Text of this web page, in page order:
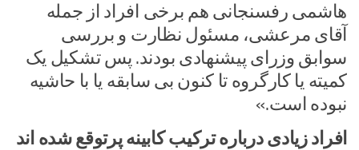
هاشمی رفسنجانی هم برخی افراد از جمله
آقای مرعشی، مسئول نظارت و بررسی
سوابق وزرای پیشنهادی بودند. پس تشکیل یک
کمیته یا کارگروه تا کنون بی سابقه یا با حاشیه
نبوده است.»
افراد زیادی درباره ترکیب کابینه پرتوقع شده اند